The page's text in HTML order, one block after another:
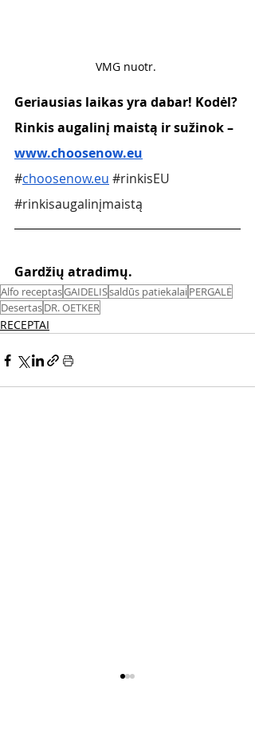
VMG nuotr.
Geriausias laikas yra dabar! Kodėl?
Rinkis augalinį maistą ir sužinok –
www.choosenow.eu
#choosenow.eu #rinkisEU
#rinkisaugalinįmaistą
Gardžių atradimų.
Alfo receptasGAIDELISsaldūs patiekalaiPERGALĖ
DesertasDR. OETKER
RECEPTAI